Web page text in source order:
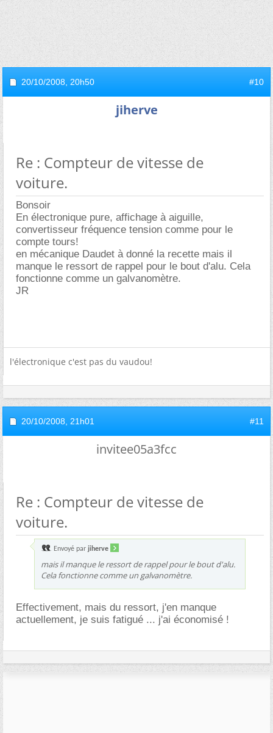
20/10/2008, 20h50 #10
jiherve
Re : Compteur de vitesse de
voiture.
Bonsoir
En électronique pure, affichage à aiguille,
convertisseur fréquence tension comme pour le
compte tours!
en mécanique Daudet à donné la recette mais il
manque le ressort de rappel pour le bout d'alu. Cela
fonctionne comme un galvanomètre.
JR
l'électronique c'est pas du vaudou!
20/10/2008, 21h01 #11
invitee05a3fcc
Re : Compteur de vitesse de
voiture.
Envoyé par jiherve
mais il manque le ressort de rappel pour le bout d'alu.
Cela fonctionne comme un galvanomètre.
Effectivement, mais du ressort, j'en manque
actuellement, je suis fatigué ... j'ai économisé !